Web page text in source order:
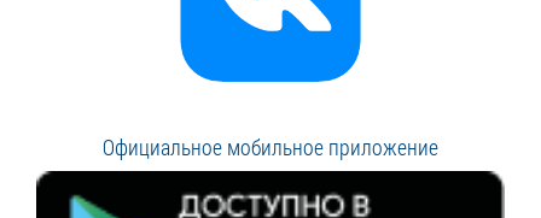
Официальное мобильное приложение